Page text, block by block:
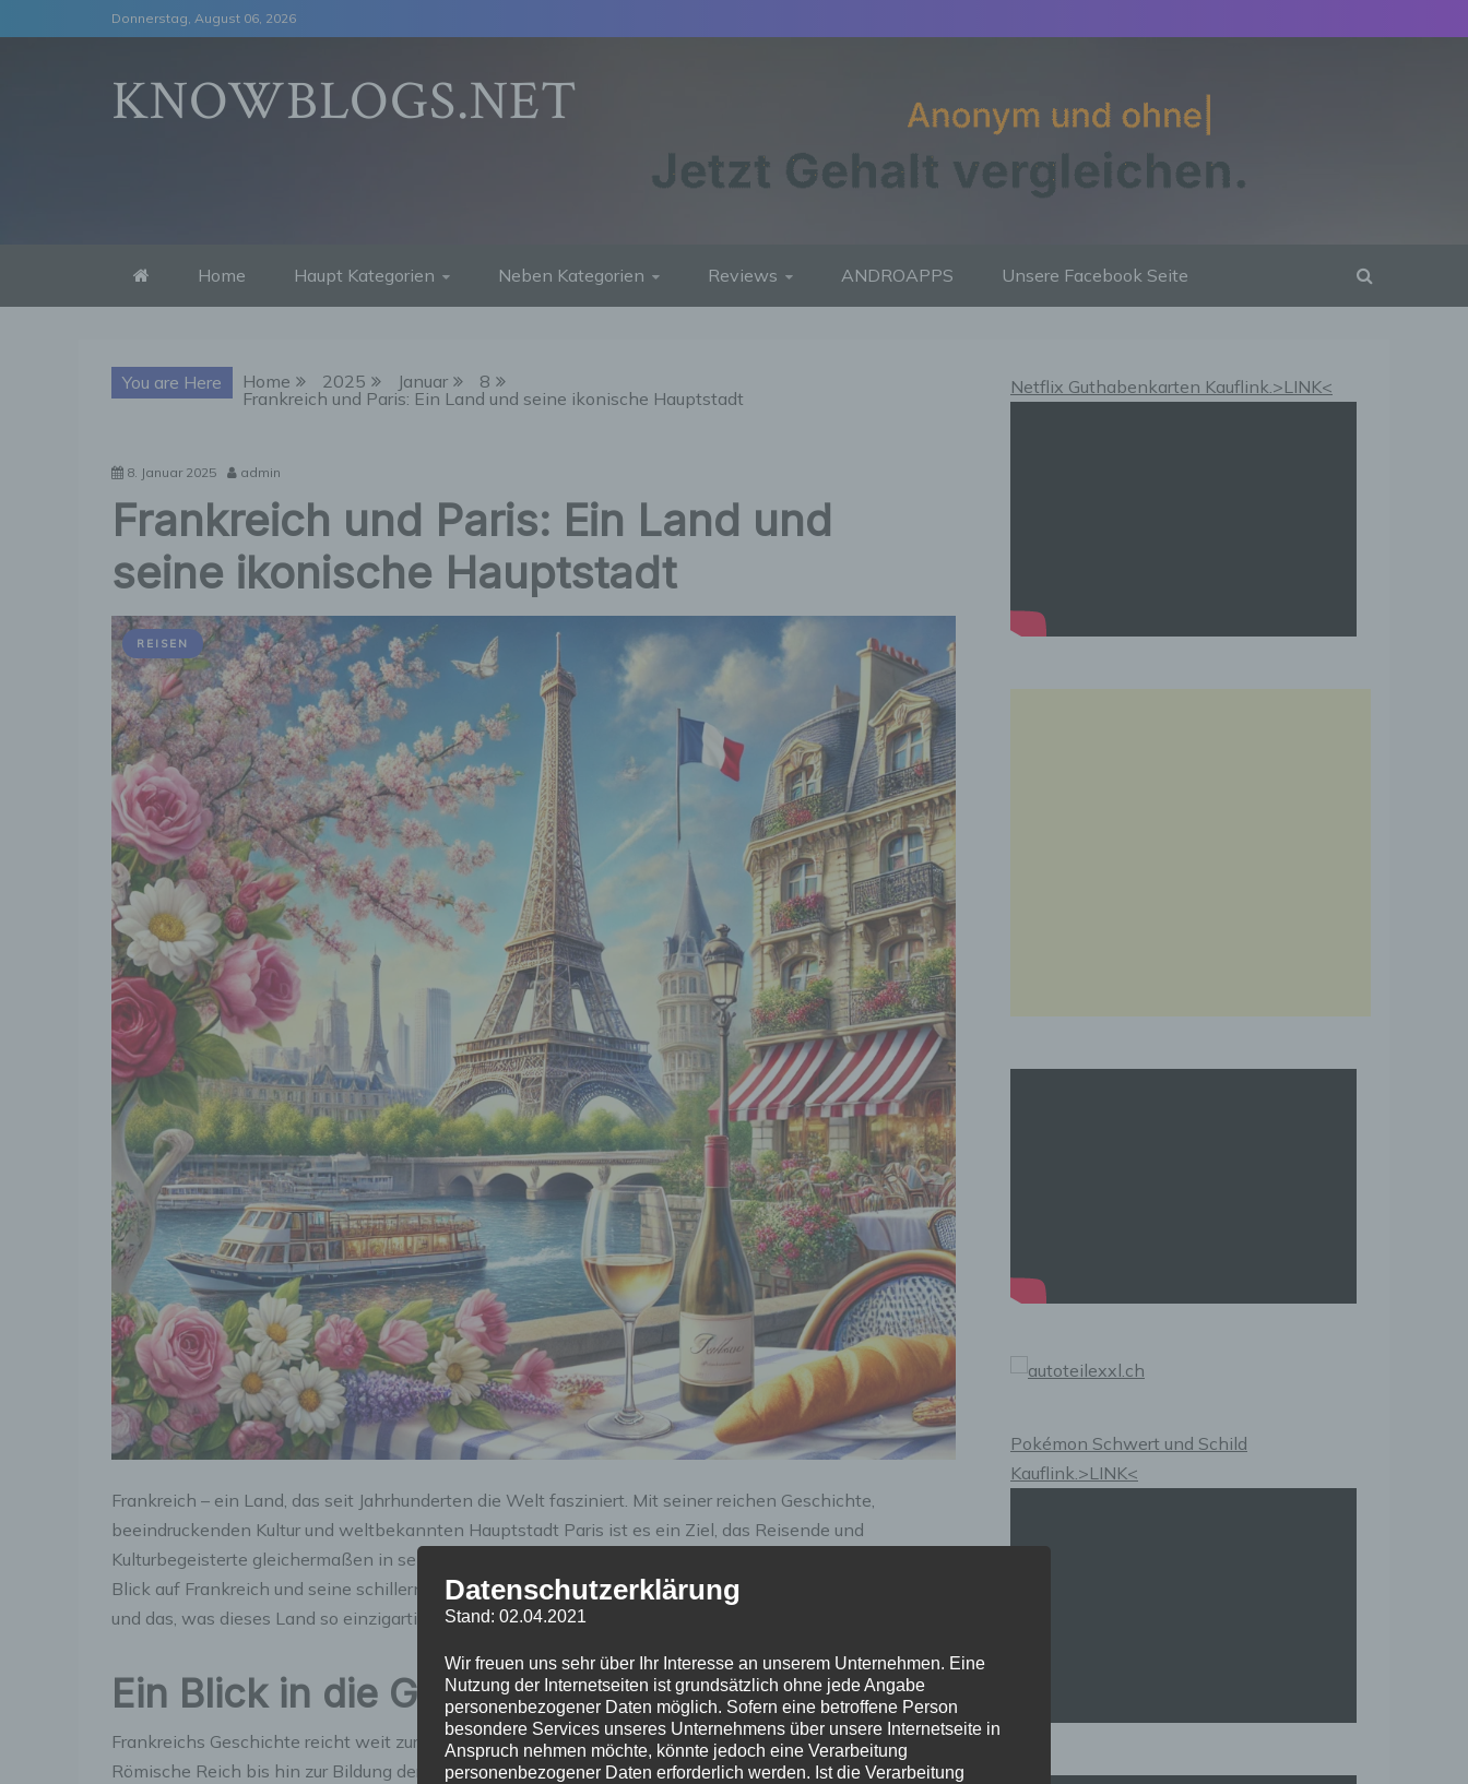
to
Donnerstag, August 06, 2026
KNOWBLOGS.NET
Home Haupt Kategorien Neben Kategorien Reviews ANDROAPPS Unsere Facebook Seite
You are Here Home 2025 Januar
8
Frankreich und Paris: Ein Land und seine ikonische Hauptstadt
8. Januar 2025 admin
Frankreich und Paris: Ein Land und
seine ikonische Hauptstadt
REISEN
Frankreich – ein Land, das seit Jahrhunderten die Welt fasziniert. Mit seiner reichen Geschichte,
beeindruckenden Kultur und weltbekannten Hauptstadt Paris ist es ein Ziel, das Reisende und
Kulturbegeisterte gleichermaßen in seinen Bann zieht. In diesem Artikel werfen wir einen detaillierten
Blick auf Frankreich und seine schillernde Metropole Paris. Wir beleuchten die Vergangenheit, Gegenwart
und das, was dieses Land so einzigartig macht.
Ein Blick in die Geschichte
Frankreichs Geschichte reicht weit zurück – von der keltischen Besiedlung in der Antike über das
Römische Reich bis hin zur Bildung der modernen Nation. Ein besonders prägender Moment war das Jahr
Netflix Guthabenkarten Kauflink.>LINK<
Pokémon Schwert und Schild
Kauflink.>LINK<
Datenschutzerklärung
Stand: 02.04.2021
Wir freuen uns sehr über Ihr Interesse an unserem Unternehmen. Eine
Nutzung der Internetseiten ist grundsätzlich ohne jede Angabe
personenbezogener Daten möglich. Sofern eine betroffene Person
besondere Services unseres Unternehmens über unsere Internetseite in
Anspruch nehmen möchte, könnte jedoch eine Verarbeitung
personenbezogener Daten erforderlich werden. Ist die Verarbeitung